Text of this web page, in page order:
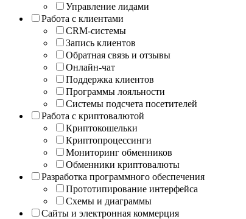
Управление лидами
Работа с клиентами
CRM-системы
Запись клиентов
Обратная связь и отзывы
Онлайн-чат
Поддержка клиентов
Программы лояльности
Системы подсчета посетителей
Работа с криптовалютой
Криптокошельки
Криптопроцессинги
Мониторинг обменников
Обменники криптовалюты
Разработка программного обеспечения
Прототипирование интерфейса
Схемы и диаграммы
Сайты и электронная коммерция